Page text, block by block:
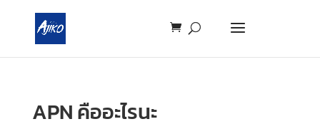
APN คืออะไรนะ